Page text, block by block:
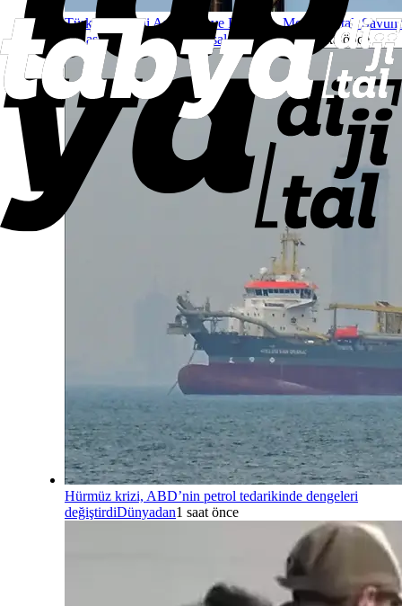
Türkiye, Suudi Arabistan ve Pakistan, Mekke Ortak
Anlaşması’nı imzaladıUlusal Güvenlik29 dakika önce
Hürmüz krizi, ABD’nin petrol tedarikinde dengeleri
değiştirdiDünyadan1 saat önce